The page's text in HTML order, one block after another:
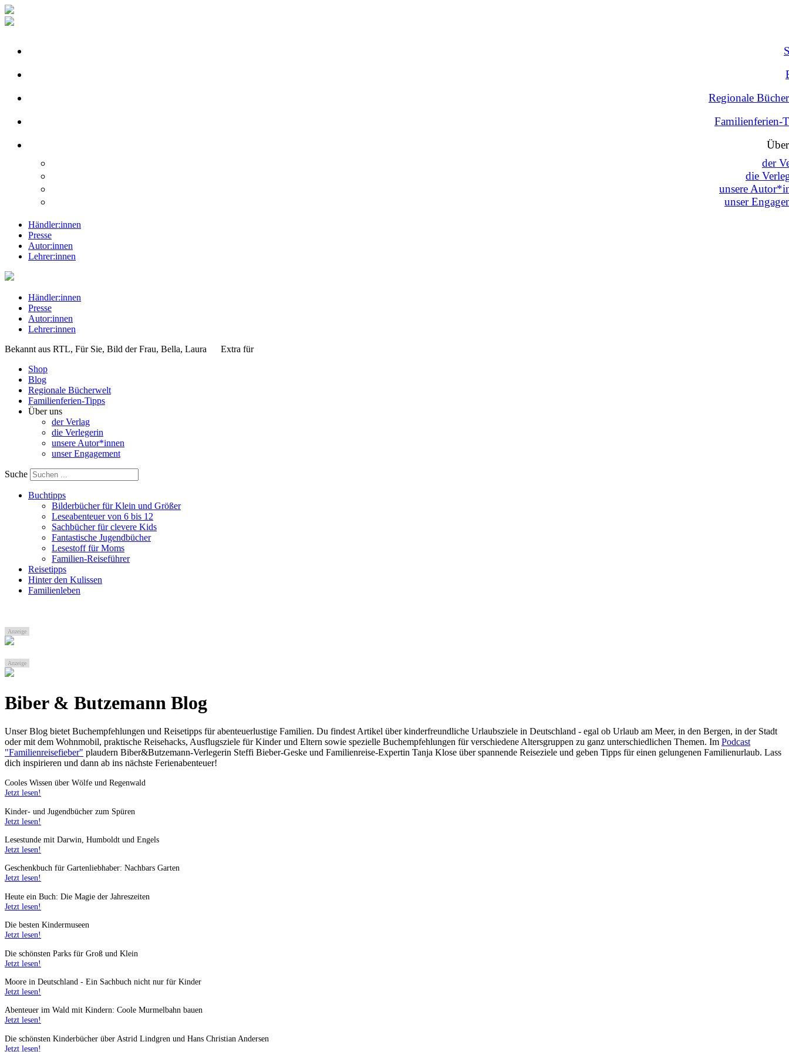
Regionale
Familienferien-
der
die
unsere
unser
Händler:innen
Presse
Autor:innen
Lehrer:innen
Händler:innen
Presse
Autor:innen
Lehrer:innen
Bekannt aus RTL, Für Sie, Bild der Frau, Bella, Laura Extra für
Shop
Blog
Regionale Bücherwelt
Familienferien-Tipps
Über uns
der Verlag
die Verlegerin
unsere Autor*innen
unser Engagement
Suche
Buchtipps
Bilderbücher für Klein und Größer
Leseabenteuer von 6 bis 12
Sachbücher für clevere Kids
Fantastische Jugendbücher
Lesestoff für Moms
Familien-Reiseführer
Reisetipps
Hinter den Kulissen
Familienleben
Anzeige
Anzeige
Biber & Butzemann Blog
Unser Blog bietet Buchempfehlungen und Reisetipps für abenteuerlustige Familien. Du findest Artikel über kinderfreundliche Urlaubsziele in Deutschland - egal ob Urlaub am Meer, in den Bergen, in der Stadt
oder mit dem Wohnmobil, praktische Reisehacks, Ausflugsziele für Kinder und Eltern sowie spezielle Buchempfehlungen für verschiedene Altersgruppen zu ganz unterschiedlichen Themen. Im Podcast
"Familienreisefieber" plaudern Biber&Butzemann-Verlegerin Steffi Bieber-Geske und Familienreise-Expertin Tanja Klose über spannende Reiseziele und geben Tipps für einen gelungenen Familienurlaub. Lass
dich inspirieren und dann ab ins nächste Ferienabenteuer!
Cooles Wissen über Wölfe und Regenwald
Jetzt lesen!
Kinder- und Jugendbücher zum Spüren
Jetzt lesen!
Lesestunde mit Darwin, Humboldt und Engels
Jetzt lesen!
Geschenkbuch für Gartenliebhaber: Nachbars Garten
Jetzt lesen!
Heute ein Buch: Die Magie der Jahreszeiten
Jetzt lesen!
Die besten Kindermuseen
Jetzt lesen!
Die schönsten Parks für Groß und Klein
Jetzt lesen!
Moore in Deutschland - Ein Sachbuch nicht nur für Kinder
Jetzt lesen!
Abenteuer im Wald mit Kindern: Coole Murmelbahn bauen
Jetzt lesen!
Die schönsten Kinderbücher über Astrid Lindgren und Hans Christian Andersen
Jetzt lesen!